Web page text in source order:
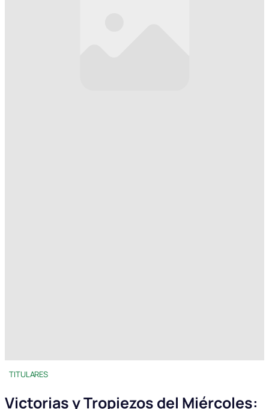
TITULARES
Victorias y Tropiezos del Miércoles: